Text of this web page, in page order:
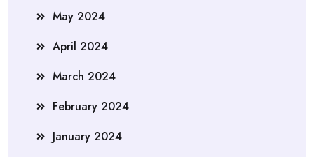
May 2024
April 2024
March 2024
February 2024
January 2024